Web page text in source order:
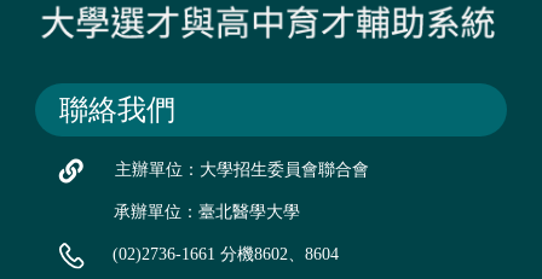
聯絡我們
主辦單位：大學招生委員會聯合會
承辦單位：臺北醫學大學
(02)2736-1661 分機8602、8604